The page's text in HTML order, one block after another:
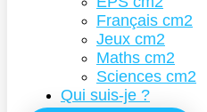
Français cm2
Jeux cm2
Maths cm2
Sciences cm2
Qui suis-je ?